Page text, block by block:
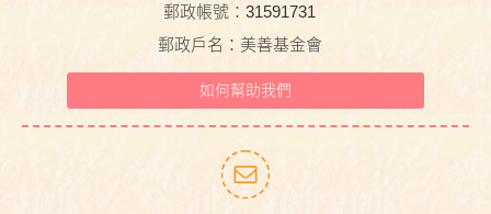
郵政帳號：31591731
郵政戶名：美善基金會
如何幫助我們